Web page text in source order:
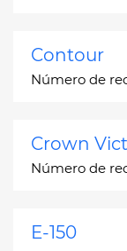
Contour
Número de
Crown
Número de
E-150